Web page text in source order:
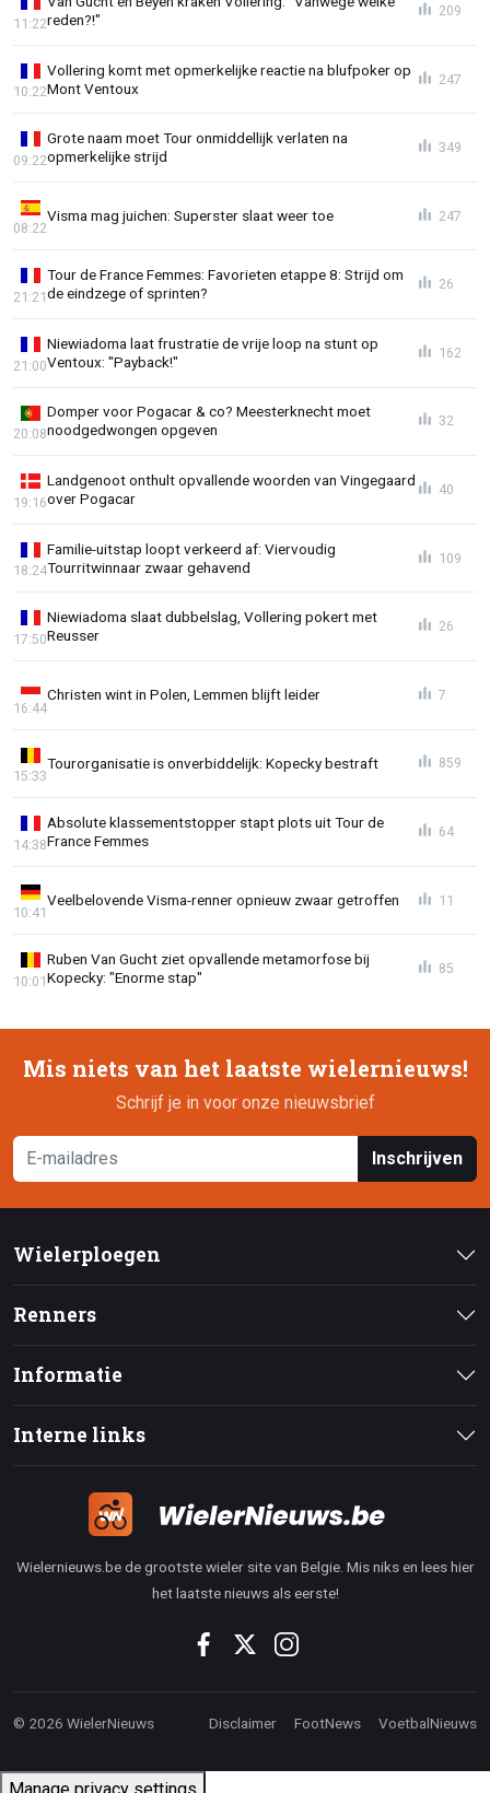
reden?!"
11:22
209
Vollering komt met opmerkelijke reactie na blufpoker op
Mont Ventoux
10:22
247
Grote naam moet Tour onmiddellijk verlaten na
opmerkelijke strijd
09:22
349
Visma mag juichen: Superster slaat weer toe
08:22
247
Tour de France Femmes: Favorieten etappe 8: Strijd om
de eindzege of sprinten?
21:21
26
Niewiadoma laat frustratie de vrije loop na stunt op
Ventoux: "Payback!"
21:00
162
Domper voor Pogacar & co? Meesterknecht moet
noodgedwongen opgeven
20:08
32
Landgenoot onthult opvallende woorden van Vingegaard
over Pogacar
19:16
40
Familie-uitstap loopt verkeerd af: Viervoudig
Tourritwinnaar zwaar gehavend
18:24
109
Niewiadoma slaat dubbelslag, Vollering pokert met
Reusser
17:50
26
Christen wint in Polen, Lemmen blijft leider
16:44
7
Tourorganisatie is onverbiddelijk: Kopecky bestraft
15:33
859
Absolute klassementstopper stapt plots uit Tour de
France Femmes
14:38
64
Veelbelovende Visma-renner opnieuw zwaar getroffen
10:41
11
Ruben Van Gucht ziet opvallende metamorfose bij
Kopecky: "Enorme stap"
10:01
85
Mis niets van het laatste wielernieuws!
Schrijf je in voor onze nieuwsbrief
Inschrijven
Wielerploegen
Renners
Informatie
Interne links
Wielernieuws.be de grootste wieler site van Belgie. Mis niks en lees hier
het laatste nieuws als eerste!
© 2026 WielerNieuws Disclaimer FootNews VoetbalNieuws